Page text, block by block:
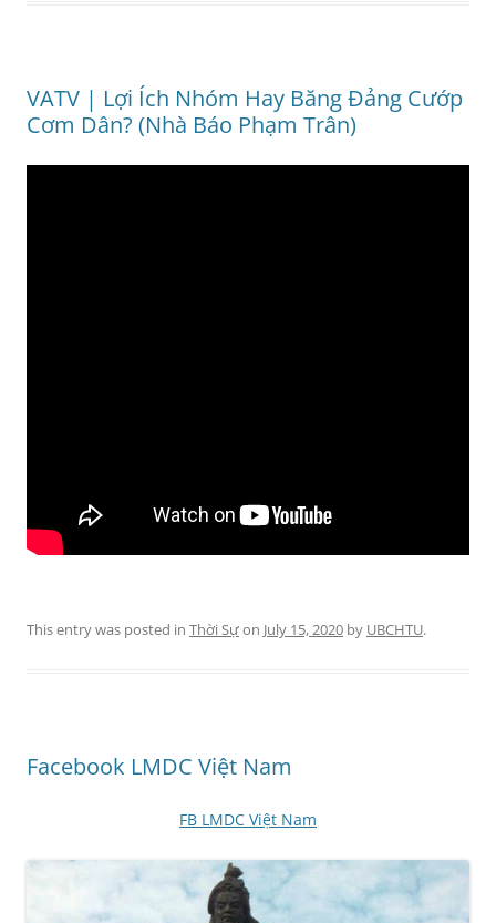
VATV | Lợi Ích Nhóm Hay Băng Đảng Cướp
Cơm Dân? (Nhà Báo Phạm Trân)
This entry was posted in Thời Sựon July 15, 2020 by UBCHTU.
Facebook LMDC Việt Nam
FB LMDC Việt Nam